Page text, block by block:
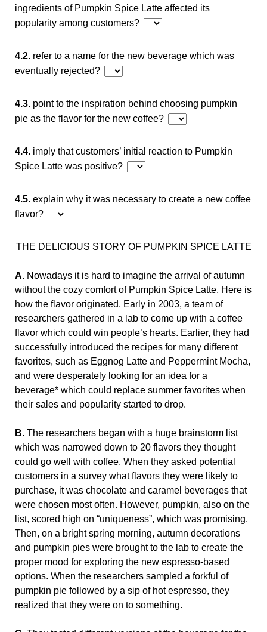
ingredients of Pumpkin Spice Latte affected its
popularity among customers?
4.2. refer to a name for the new beverage which was
eventually rejected?
4.3. point to the inspiration behind choosing pumpkin
pie as the flavor for the new coffee?
4.4. imply that customers’ initial reaction to Pumpkin
Spice Latte was positive?
4.5. explain why it was necessary to create a new coffee
flavor?
THE DELICIOUS STORY OF PUMPKIN SPICE LATTE
A. Nowadays it is hard to imagine the arrival of autumn
without the cozy comfort of Pumpkin Spice Latte. Here is
how the flavor originated. Early in 2003, a team of
researchers gathered in a lab to come up with a coffee
flavor which could win people’s hearts. Earlier, they had
successfully introduced the recipes for many different
favorites, such as Eggnog Latte and Peppermint Mocha,
and were desperately looking for an idea for a
beverage* which could replace summer favorites when
their sales and popularity started to drop.
B. The researchers began with a huge brainstorm list
which was narrowed down to 20 flavors they thought
could go well with coffee. When they asked potential
customers in a survey what flavors they were likely to
purchase, it was chocolate and caramel beverages that
were chosen most often. However, pumpkin, also on the
list, scored high on “uniqueness”, which was promising.
Then, on a bright spring morning, autumn decorations
and pumpkin pies were brought to the lab to create the
proper mood for exploring the new espresso-based
options. When the researchers sampled a forkful of
pumpkin pie followed by a sip of hot espresso, they
realized that they were on to something.